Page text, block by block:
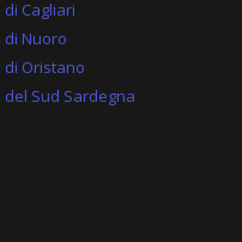
Cagliari
Nuoro
Oristano
Sud Sardegna